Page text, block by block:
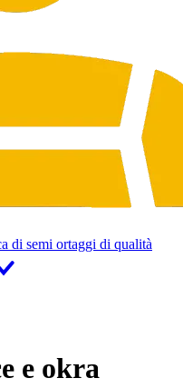
di semi ortaggi di qualità
e okra